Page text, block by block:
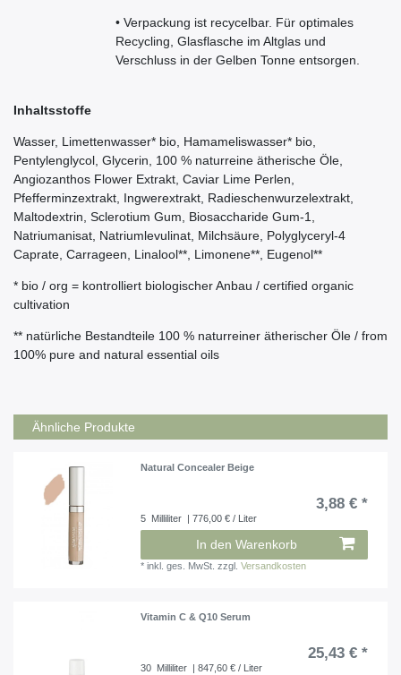
• Verpackung ist recycelbar. Für optimales
Recycling, Glasflasche im Altglas und
Verschluss in der Gelben Tonne entsorgen.
Inhaltsstoffe
Wasser, Limettenwasser* bio, Hamameliswasser* bio,
Pentylenglycol, Glycerin, 100 % naturreine ätherische Öle,
Angiozanthos Flower Extrakt, Caviar Lime Perlen,
Pfefferminzextrakt, Ingwerextrakt, Radieschenwurzelextrakt,
Maltodextrin, Sclerotium Gum, Biosaccharide Gum-1,
Natriumanisat, Natriumlevulinat, Milchsäure, Polyglyceryl-4
Caprate, Carrageen, Linalool**, Limonene**, Eugenol**
* bio / org = kontrolliert biologischer Anbau / certified organic
cultivation
** natürliche Bestandteile 100 % naturreiner ätherischer Öle / from
100% pure and natural essential oils
Ähnliche Produkte
Natural Concealer Beige
3,88 € *
5 Milliliter | 776,00 € / Liter
In den Warenkorb
*inkl. ges. MwSt. zzgl.Versandkosten
Vitamin C & Q10 Serum
25,43 € *
30 Milliliter | 847,60 € / Liter